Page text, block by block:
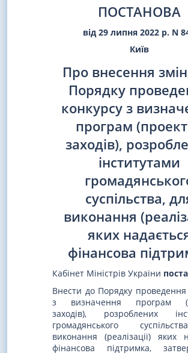
ПОСТАНОВА
від 29 липня 2022 р. N
Київ
Про внесення
Порядку
конкурсу з
програм
заходів),
інститутами
суспільства,
виконання
яких
фінансова
Кабінет Міністрів України
Внести до Порядку проведення
з визначення програм
заходів), розроблених
громадянського
виконання (реалізації) яких
фінансова підтримка,